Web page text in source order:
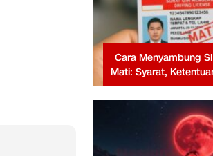
Cara Menyambung
Mati: Syarat,